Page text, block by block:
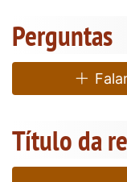
Perguntas
Título da